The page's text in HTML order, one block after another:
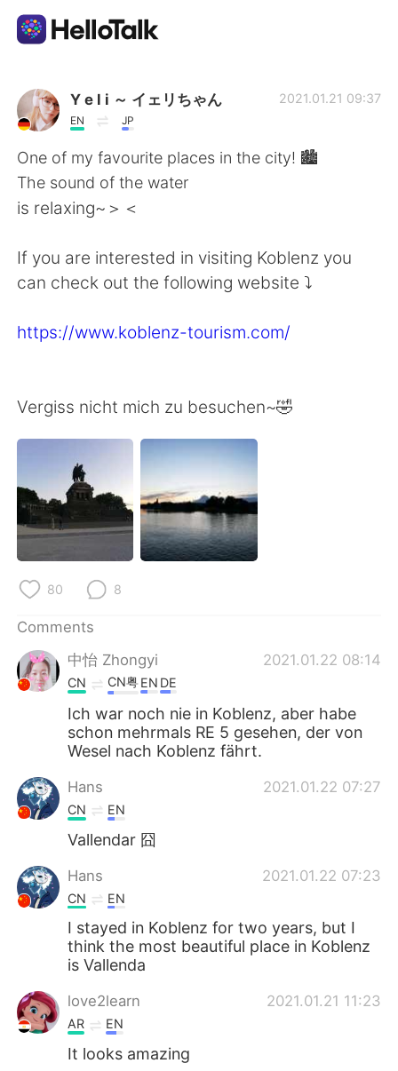
Language Exchange App
AI Grammar Checker
English
简体中文 繁體中文
日本語 한국어
ไทย
Indonesia Italiano
Türkçe Tiếng Việt
Português
Y e l i ～ イェリちゃん
EN JP
2021.01.21 09:37
One of my favourite places in the city! 🏙️
The sound of the water
is relaxing~＞＜
If you are interested in visiting Koblenz you
can check out the following website ⤵️
https://www.koblenz-tourism.com/
Vergiss nicht mich zu besuchen~🤣
80 8
Comments
中怡 Zhongyi
2021.01.22 08:14
CN CN粤EN DE
Ich war noch nie in Koblenz, aber habe
schon mehrmals RE 5 gesehen, der von
Wesel nach Koblenz fährt.
Hans 2021.01.22 07:27
CN EN
Vallendar 囧
Hans 2021.01.22 07:23
CN EN
I stayed in Koblenz for two years, but I
think the most beautiful place in Koblenz
is Vallenda
love2learn 2021.01.21 11:23
AR EN
It looks amazing